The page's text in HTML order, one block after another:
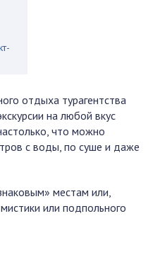
отдыха турагентства
на любой вкус
что можно
с воды, по суше и даже
местам или,
или подпольного